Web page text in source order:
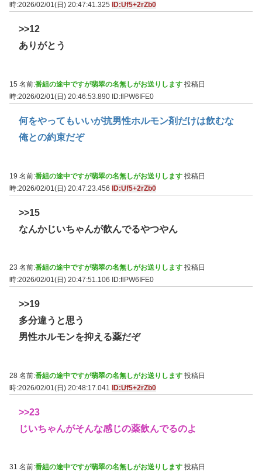
時:2026/02/01(日) 20:47:41.325
ID:Uf5+2rZb0
>>12
ありがとう
15 名前:番組の途中ですが翡翠の名無しがお送りします 投稿日
時:2026/02/01(日) 20:46:53.890 ID:flPW6IFE0
何をやってもいいが抗男性ホルモン剤だけは飲むな
俺との約束だぞ
19 名前:番組の途中ですが翡翠の名無しがお送りします 投稿日
時:2026/02/01(日) 20:47:23.456 ID:Uf5+2rZb0
>>15
なんかじいちゃんが飲んでるやつやん
23 名前:番組の途中ですが翡翠の名無しがお送りします 投稿日
時:2026/02/01(日) 20:47:51.106
ID:flPW6IFE0
>>19
多分違うと思う
男性ホルモンを抑える薬だぞ
28 名前:番組の途中ですが翡翠の名無しがお送りします 投稿日
時:2026/02/01(日) 20:48:17.041 ID:Uf5+2rZb0
>>23
じいちゃんがそんな感じの薬飲んでるのよ
31 名前:番組の途中ですが翡翠の名無しがお送りします 投稿日